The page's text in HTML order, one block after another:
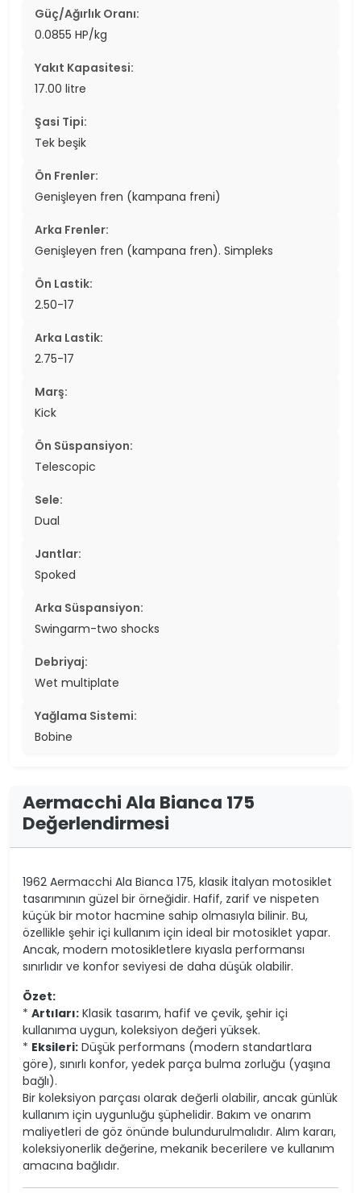
Güç/Ağırlık Oranı:
0.0855 HP/kg
Yakıt Kapasitesi:
17.00 litre
Şasi Tipi:
Tek beşik
Ön Frenler:
Genişleyen fren (kampana freni)
Arka Frenler:
Genişleyen fren (kampana fren). Simpleks
Ön Lastik:
2.50-17
Arka Lastik:
2.75-17
Marş:
Kick
Ön Süspansiyon:
Telescopic
Sele:
Dual
Jantlar:
Spoked
Arka Süspansiyon:
Swingarm-two shocks
Debriyaj:
Wet multiplate
Yağlama Sistemi:
Bobine
Aermacchi Ala Bianca 175
Değerlendirmesi
1962 Aermacchi Ala Bianca 175, klasik İtalyan motosiklet
tasarımının güzel bir örneğidir. Hafif, zarif ve nispeten
küçük bir motor hacmine sahip olmasıyla bilinir. Bu,
özellikle şehir içi kullanım için ideal bir motosiklet yapar.
Ancak, modern motosikletlere kıyasla performansı
sınırlıdır ve konfor seviyesi de daha düşük olabilir.
Özet:
* Artıları: Klasik tasarım, hafif ve çevik, şehir içi
kullanıma uygun, koleksiyon değeri yüksek.
* Eksileri: Düşük performans (modern standartlara
göre), sınırlı konfor, yedek parça bulma zorluğu (yaşına
bağlı).
Bir koleksiyon parçası olarak değerli olabilir, ancak günlük
kullanım için uygunluğu şüphelidir. Bakım ve onarım
maliyetleri de göz önünde bulundurulmalıdır. Alım kararı,
koleksiyonerlik değerine, mekanik becerilere ve kullanım
amacına bağlıdır.